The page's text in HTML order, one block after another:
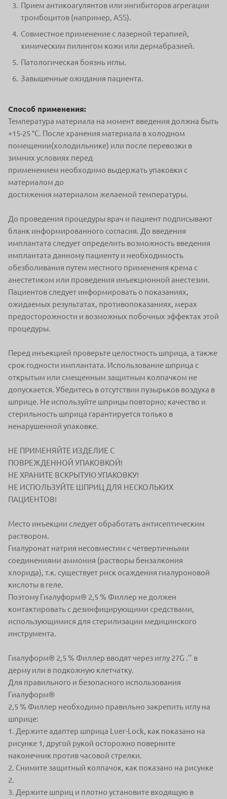
Прием антикоагулянтов или ингибиторов агрегации
тромбоцитов (например, ASS).
Совместное применение с лазерной терапией,
химическим пилингом кожи или дермабразией.
Патологическая боязнь иглы.
Завышенные ожидания пациента.
Способ применения:
Температура материала на момент введения должна быть
+15-25 °С. После хранения материала в холодном
помещении(холодильнике) или после перевозки в
зимних условиях перед
применением необходимо выдержать упаковки с
материалом до
достижения материалом желаемой температуры.
До проведения процедуры врач и пациент подписывают
бланк информированного согласия. До введения
имплантата следует определить возможность введения
имплантата данному пациенту и необходимость
обезболивания путем местного применения крема с
анестетиком или проведения инъекционной анестезии.
Пациентов следует информировать о показаниях,
ожидаемых результатах, противопоказаниях, мерах
предосторожности и возможных побочных эффектах этой
процедуры.
Перед инъекцией проверьте целостность шприца, а также
срок годности имплантата. Использование шприца с
открытым или смещенным защитным колпачком не
допускается. Убедитесь в отсутствии пузырьков воздуха в
шприце. Не используйте шприцы повторно; качество и
стерильность шприца гарантируется только в
ненарушенной упаковке.
НЕ ПРИМЕНЯЙТЕ ИЗДЕЛИЕ С
ПОВРЕЖДЕННОЙ УПАКОВКОЙ!
НЕ ХРАНИТЕ ВСКРЫТУЮ УПАКОВКУ!
НЕ ИСПОЛЬЗУЙТЕ ШПРИЦ ДЛЯ НЕСКОЛЬКИХ
ПАЦИЕНТОВ!
Место инъекции следует обработать антисептическим
раствором.
Гиалуронат натрия несовместим с четвертичными
соединениями аммония (растворы бензалкония
хлорида), т.к. существует риск осаждения гиалуроновой
кислоты в геле.
Поэтому Гиалуформ® 2,5 % Филлер не должен
контактировать с дезинфицирующими средствами,
использующимися для стерилизации медицинского
инструмента.
Гиалуформ® 2,5 % Филлер вводят через иглу 27G .’’ в
дерму или в подкожную клетчатку.
Для правильного и безопасного использования
Гиалуформ®
2,5 % Филлер необходимо правильно закрепить иглу на
шприце:
1. Держите адаптер шприца Luer-Lock, как показано на
рисунке 1, другой рукой осторожно поверните
наконечник против часовой стрелки.
2. Снимите защитный колпачок, как показано на рисунке
2.
3. Держите шприц и плотно установите входящую в